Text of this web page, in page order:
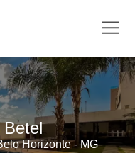
Betel
Horizonte - MG